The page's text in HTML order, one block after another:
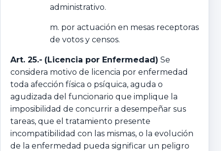
administrativo.
m. por actuación en mesas receptoras
de votos y censos.
Art. 25.- (Licencia por Enfermedad) Se
considera motivo de licencia por enfermedad
toda afección física o psíquica, aguda o
agudizada del funcionario que implique la
imposibilidad de concurrir a desempeñar sus
tareas, que el tratamiento presente
incompatibilidad con las mismas, o la evolución
de la enfermedad pueda significar un peligro